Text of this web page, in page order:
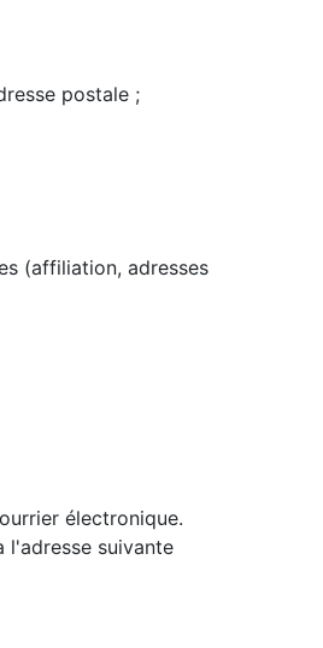
postale ;
(affiliation, adresses
électronique.
l'adresse suivante